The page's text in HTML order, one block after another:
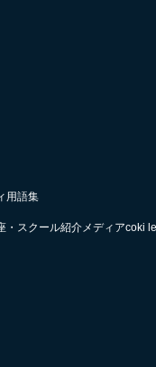
用語集
・スクール紹介メディアcoki